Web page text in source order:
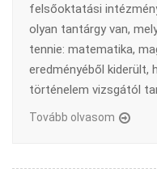
felsőoktatási
olyan tantárgy van,
tennie: matematika,
eredményéből kiderült,
történelem vizsgától
Tovább olvasom